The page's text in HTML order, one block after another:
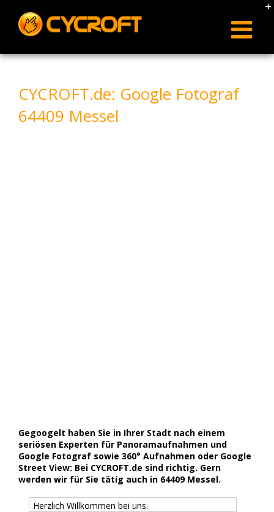
content
CYCROFT.de: Google Fotograf
64409 Messel
Gegoogelt haben Sie in Ihrer Stadt nach einem
seriösen Experten für Panoramaufnahmen und
Google Fotograf sowie 360° Aufnahmen oder Google
Street View: Bei CYCROFT.de sind richtig. Gern
werden wir für Sie tätig auch in 64409 Messel.
Herzlich Willkommen bei uns.